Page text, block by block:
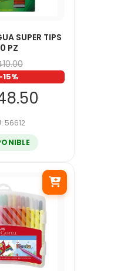
SUPER TIPS
PZ
56612